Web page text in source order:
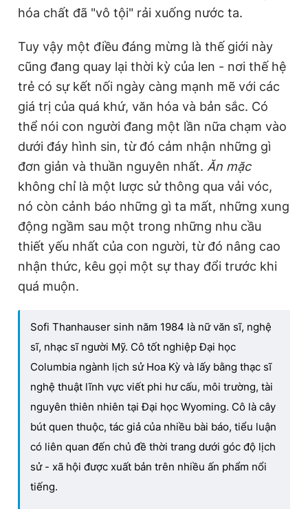
hóa chất đã "vô tội" rải xuống nước ta.
Tuy vậy một điều đáng mừng là thế giới này
cũng đang quay lại thời kỳ của len - nơi thế hệ
trẻ có sự kết nối ngày càng mạnh mẽ với các
giá trị của quá khứ, văn hóa và bản sắc. Có
thể nói con người đang một lần nữa chạm vào
dưới đáy hình sin, từ đó cảm nhận những gì
đơn giản và thuần nguyên nhất. Ăn mặc
không chỉ là một lược sử thông qua vải vóc,
nó còn cảnh báo những gì ta mất, những xung
động ngầm sau một trong những nhu cầu
thiết yếu nhất của con người, từ đó nâng cao
nhận thức, kêu gọi một sự thay đổi trước khi
quá muộn.
Sofi Thanhauser sinh năm 1984 là nữ văn sĩ, nghệ
sĩ, nhạc sĩ người Mỹ. Cô tốt nghiệp Đại học
Columbia ngành lịch sử Hoa Kỳ và lấy bằng thạc sĩ
nghệ thuật lĩnh vực viết phi hư cấu, môi trường, tài
nguyên thiên nhiên tại Đại học Wyoming. Cô là cây
bút quen thuộc, tác giả của nhiều bài báo, tiểu luận
có liên quan đến chủ đề thời trang dưới góc độ lịch
sử - xã hội được xuất bản trên nhiều ấn phẩm nổi
tiếng.